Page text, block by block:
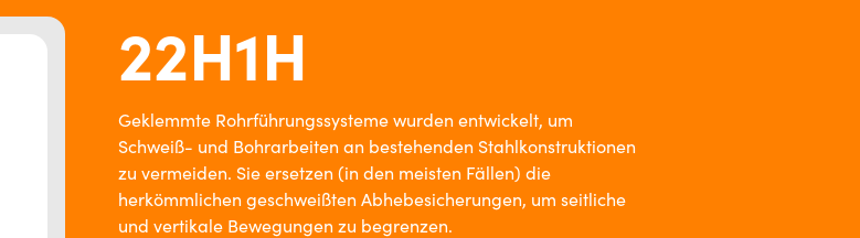
22H1H
Geklemmte Rohrführungssysteme wurden entwickelt, um
Schweiß- und Bohrarbeiten an bestehenden Stahlkonstruktionen
zu vermeiden. Sie ersetzen (in den meisten Fällen) die
herkömmlichen geschweißten Abhebesicherungen, um seitliche
und vertikale Bewegungen zu begrenzen.